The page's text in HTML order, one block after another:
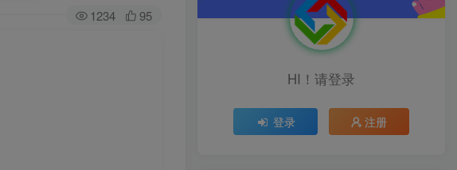
1234 95
HI！请登录
登录 注册